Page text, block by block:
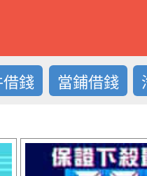
借錢 當鋪借錢